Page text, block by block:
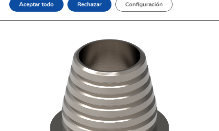
Aceptar todo Rechazar Configuración